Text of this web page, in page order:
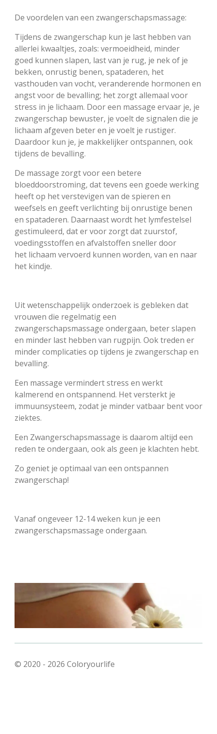
De voordelen van een zwangerschapsmassage:
Tijdens de zwangerschap kun je last hebben van
allerlei kwaaltjes, zoals: vermoeidheid, minder
goed kunnen slapen, last van je rug, je nek of je
bekken, onrustig benen, spataderen, het
vasthouden van vocht, veranderende hormonen en
angst voor de bevalling; het zorgt allemaal voor
stress in je lichaam. Door een massage ervaar je, je
zwangerschap bewuster, je voelt de signalen die je
lichaam afgeven beter en je voelt je rustiger.
Daardoor kun je, je makkelijker ontspannen, ook
tijdens de bevalling.
De massage zorgt voor een betere
bloeddoorstroming, dat tevens een goede werking
heeft op het verstevigen van de spieren en
weefsels en geeft verlichting bij onrustige benen
en spataderen. Daarnaast wordt het lymfestelsel
gestimuleerd, dat er voor zorgt dat zuurstof,
voedingsstoffen en afvalstoffen sneller door
het lichaam vervoerd kunnen worden, van en naar
het kindje.
Uit wetenschappelijk onderzoek is gebleken dat
vrouwen die regelmatig een
zwangerschapsmassage ondergaan, beter slapen
en minder last hebben van rugpijn. Ook treden er
minder complicaties op tijdens je zwangerschap en
bevalling.
Een massage vermindert stress en werkt
kalmerend en ontspannend. Het versterkt je
immuunsysteem, zodat je minder vatbaar bent voor
ziektes.
Een Zwangerschapsmassage is daarom altijd een
reden te ondergaan, ook als geen je klachten hebt.
Zo geniet je optimaal van een ontspannen
zwangerschap!
Vanaf ongeveer 12-14 weken kun je een
zwangerschapsmassage ondergaan.
© 2020 - 2026 Coloryourlife